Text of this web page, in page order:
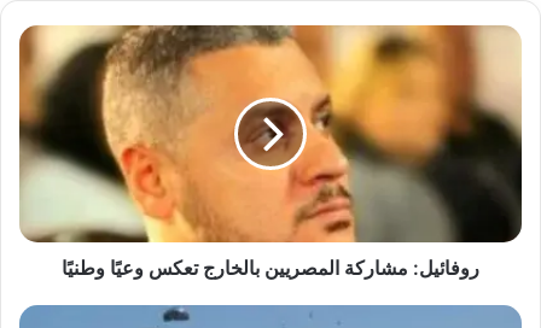
روفائيل:
بالخارج
تعكس
وطنيًا
روفائيل: مشاركة المصريين بالخارج تعكس وعيًا وطنيًا
بلجيكا